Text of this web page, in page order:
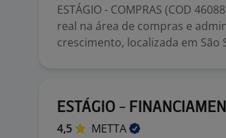
ESTÁGIO - COMPRAS (COD
real na área de compras e
crescimento, localizada em São
ESTÁGIO -
4,5
METTA